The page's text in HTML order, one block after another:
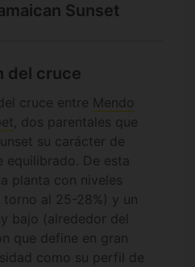
Sunset
del cruce
cruce entre Mendo
, dos parentales que
su carácter de
equilibrado. De esta
planta con niveles
torno al 25-28%) y un
bajo (alrededor del
que define en gran
como su perfil de